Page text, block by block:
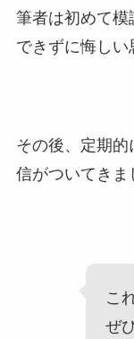
筆者は初めて
できずに悔しい
その後、定期的
信がついてきま
こ
ぜ